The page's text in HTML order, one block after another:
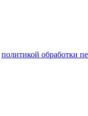
политикой обработки